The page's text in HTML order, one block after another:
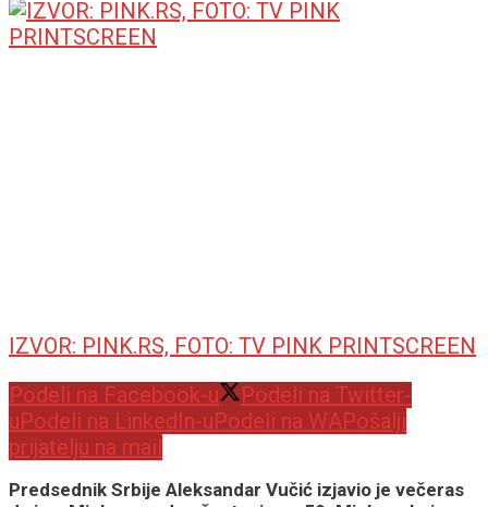
IZVOR: PINK.RS, FOTO: TV PINK PRINTSCREEN
Podeli na Facebook-u
Podeli na Twitter-
uPodeli na LinkedIn-uPodeli na WAPošalji
prijatelju na mail
Predsednik Srbije Aleksandar Vučić izjavio je večeras